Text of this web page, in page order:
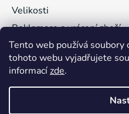
Tento web používá soubory
tohoto webu vyjadřujete
informacízde.
Velikosti
Reklamace a vrácení zboží
Obchodní podmínky
Jak nakupovat